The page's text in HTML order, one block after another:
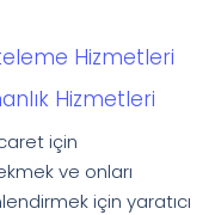
Hizmetleri
Hizmetleri
için
ve onları
için yaratıcı